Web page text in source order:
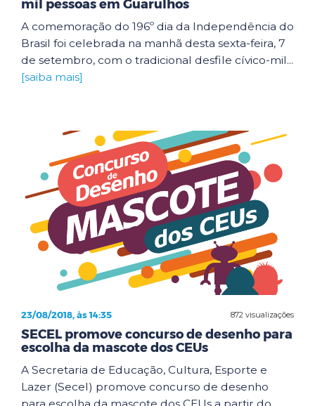
mil pessoas em Guarulhos
A comemoração do 196º dia da Independência do
Brasil foi celebrada na manhã desta sexta-feira, 7
de setembro, com o tradicional desfile cívico-mil...
[saiba mais]
872 visualizações
23/08/2018, às 14:35
SECEL promove concurso de desenho para
escolha da mascote dos CEUs
A Secretaria de Educação, Cultura, Esporte e
Lazer (Secel) promove concurso de desenho